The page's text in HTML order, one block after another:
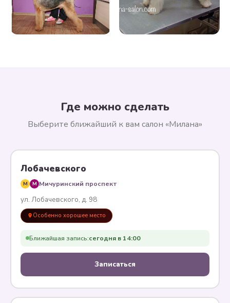
Где можно сделать
Выберите ближайший к вам салон «Милана»
Лобачевского
M M Мичуринский проспект
ул. Лобачевского, д. 98
Особенно хорошее место
Ближайшая запись:сегодня в 14:00
Записаться